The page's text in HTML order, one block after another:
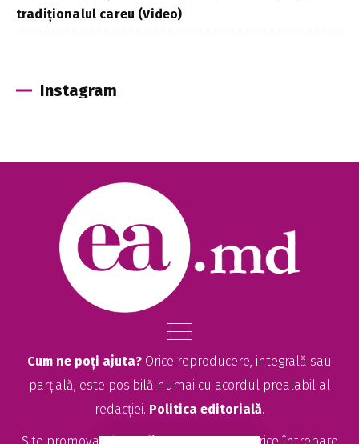
tradiționalul careu (Video)
Instagram
Cum ne poți ajuta? Orice reproducere, integrală sau
parțială, este posibilă numai cu acordul prealabil al
redacției. Politica editorială.
Site promovat deseolitte.com. Pentru orice întrebare